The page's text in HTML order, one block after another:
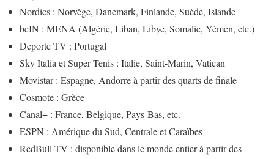
Nordics : Norvège, Danemark, Finlande, Suède, Islande
beIN : MENA (Algérie, Liban, Libye, Somalie, Yémen, etc.)
Deporte TV : Portugal
Sky Italia et Super Tenis : Italie, Saint-Marin, Vatican
Movistar : Espagne, Andorre à partir des quarts de finale
Cosmote : Grèce
Canal+ : France, Belgique, Pays-Bas, etc.
ESPN : Amérique du Sud, Centrale et Caraïbes
RedBull TV : disponible dans le monde entier à partir des